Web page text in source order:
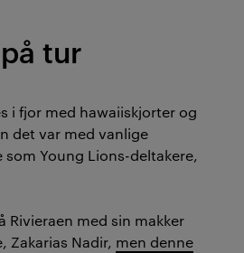
tur
i fjor med hawaiiskjorter og
det var med vanlige
som Young Lions-deltakere,
Rivieraen med sin makker
Zakarias Nadir, men denne